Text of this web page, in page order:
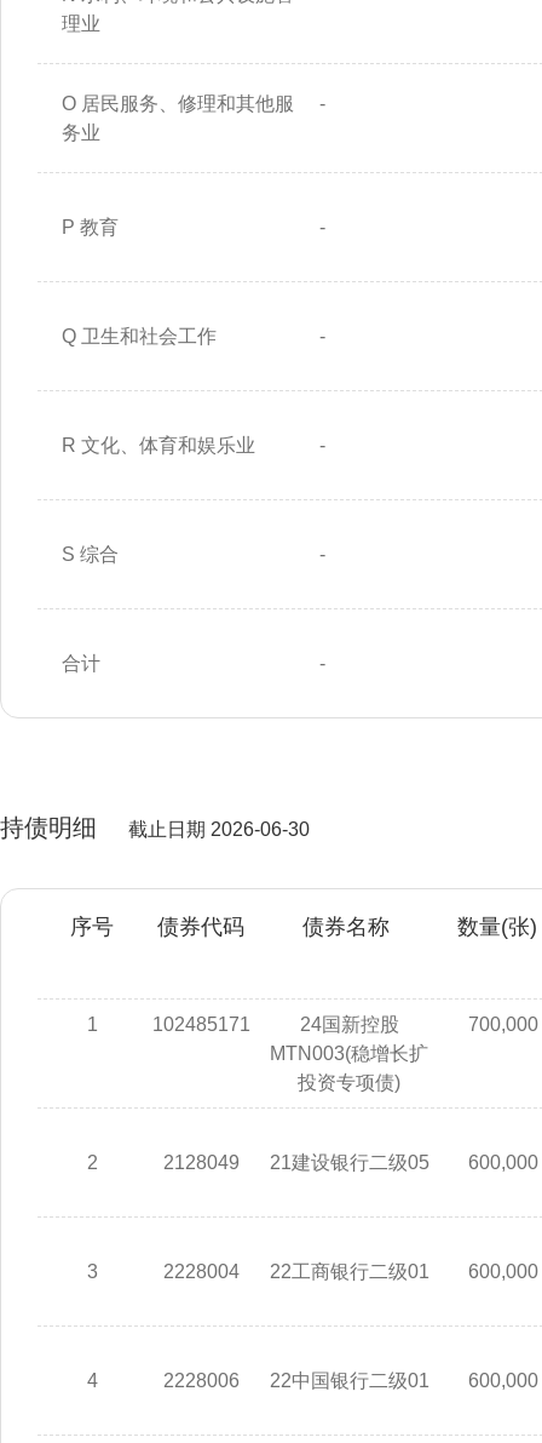
理业
O 居民服务、修理和其他服
务业
-
P 教育 -
Q 卫生和社会工作 -
R 文化、体育和娱乐业 -
S 综合 -
合计 -
持债明细 截止日期 2026-06-30
序号 债券代码 债券名称 数量(张)
1 102485171
24国新控股
MTN003(稳增长扩
投资专项债)
700,000
2 2128049 21建设银行二级05 600,000
3 2228004 22工商银行二级01 600,000
4 2228006 22中国银行二级01 600,000